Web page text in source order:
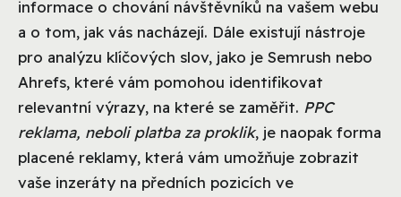
informace o chování návštěvníků na vašem webu
a o tom, jak vás nacházejí. Dále existují nástroje
pro analýzu klíčových slov, jako je Semrush nebo
Ahrefs, které vám pomohou identifikovat
relevantní výrazy, na které se zaměřit. PPC
reklama, neboli platba za proklik, je naopak forma
placené reklamy, která vám umožňuje zobrazit
vaše inzeráty na předních pozicích ve